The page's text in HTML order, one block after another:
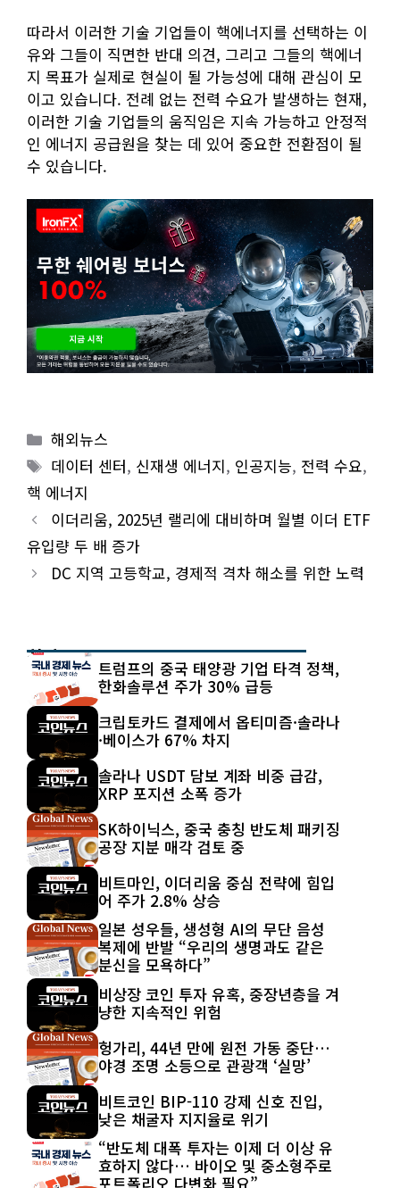
따라서 이러한 기술 기업들이 핵에너지를 선택하는 이
유와 그들이 직면한 반대 의견, 그리고 그들의 핵에너
지 목표가 실제로 현실이 될 가능성에 대해 관심이 모
이고 있습니다. 전례 없는 전력 수요가 발생하는 현재,
이러한 기술 기업들의 움직임은 지속 가능하고 안정적
인 에너지 공급원을 찾는 데 있어 중요한 전환점이 될
수 있습니다.
Categories
해외뉴스
Tags
데이터 센터, 신재생 에너지, 인공지능, 전력 수요,
핵 에너지
이더리움, 2025년 랠리에 대비하며 월별 이더 ETF
유입량 두 배 증가
DC 지역 고등학교, 경제적 격차 해소를 위한 노력
최신 글
트럼프의 중국 태양광 기업 타격 정책,
한화솔루션 주가 30% 급등
크립토카드 결제에서 옵티미즘·솔라나
·베이스가 67% 차지
솔라나 USDT 담보 계좌 비중 급감,
XRP 포지션 소폭 증가
SK하이닉스, 중국 충칭 반도체 패키징
공장 지분 매각 검토 중
비트마인, 이더리움 중심 전략에 힘입
어 주가 2.8% 상승
일본 성우들, 생성형 AI의 무단 음성
복제에 반발 “우리의 생명과도 같은
분신을 모욕하다”
비상장 코인 투자 유혹, 중장년층을 겨
냥한 지속적인 위험
헝가리, 44년 만에 원전 가동 중단…
야경 조명 소등으로 관광객 ‘실망’
비트코인 BIP-110 강제 신호 진입,
낮은 채굴자 지지율로 위기
“반도체 대폭 투자는 이제 더 이상 유
효하지 않다… 바이오 및 중소형주로
포트폴리오 다변화 필요”